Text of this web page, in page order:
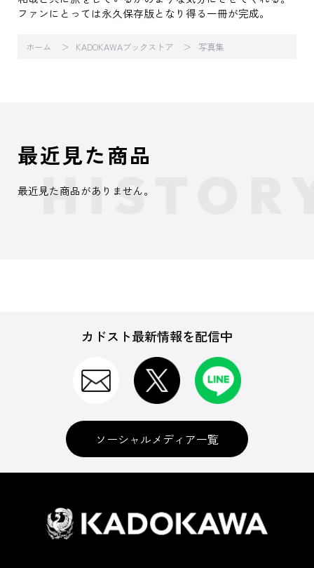
ファンにとっては永久保存版となり得る一冊が完成。
ホーム KADOKAWAブックストア 写真集
最近見た商品
最近見た商品がありません。
カドスト最新情報を配信中
ソーシャルメディア一覧